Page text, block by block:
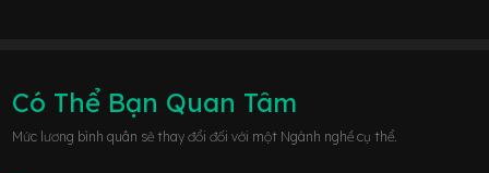
Có Thể Bạn Quan Tâm
Mức lương bình quân sẽ thay đổi đối với một Ngành nghề cụ thể.